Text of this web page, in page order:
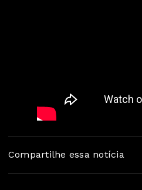
Compartilhe essa notícia